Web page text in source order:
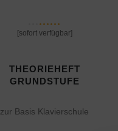
[sofort verfügbar]
THEORIEHEFT
GRUNDSTUFE
zur Basis Klavierschule